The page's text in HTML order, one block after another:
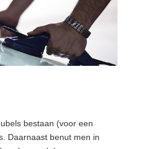
bestaan (voor een
Daarnaast benut men in